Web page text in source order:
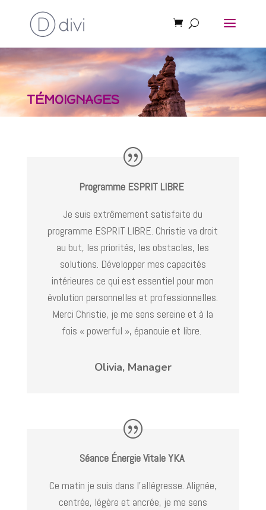
TÉMOIGNAGES
Programme ESPRIT LIBRE
Je suis extrêmement satisfaite du
programme ESPRIT LIBRE. Christie va droit
au but, les priorités, les obstacles, les
solutions. Développer mes capacités
intérieures ce qui est essentiel pour mon
évolution personnelles et professionnelles.
Merci Christie, je me sens sereine et à la
fois « powerful », épanouie et libre.
Olivia, Manager
Séance Énergie Vitale YKA
Ce matin je suis dans l’allégresse. Alignée,
centrée, légère et ancrée, je me sens